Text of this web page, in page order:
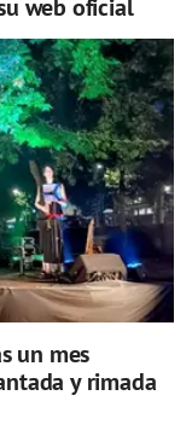
web oficial
un mes
y rimada